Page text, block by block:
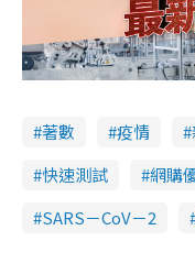
著數 疫情
快速測試
網購
SARS－CoV－2